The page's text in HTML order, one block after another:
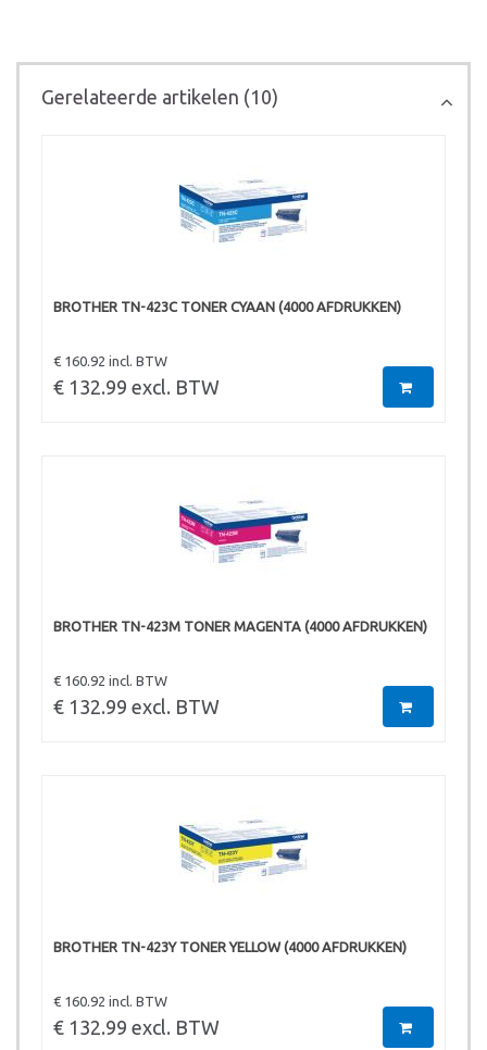
Gerelateerde artikelen (10)
BROTHER TN-423C TONER CYAAN (4000 AFDRUKKEN)
€ 160.92 incl. BTW
€ 132.99 excl. BTW
BROTHER TN-423M TONER MAGENTA (4000 AFDRUKKEN)
€ 160.92 incl. BTW
€ 132.99 excl. BTW
BROTHER TN-423Y TONER YELLOW (4000 AFDRUKKEN)
€ 160.92 incl. BTW
€ 132.99 excl. BTW